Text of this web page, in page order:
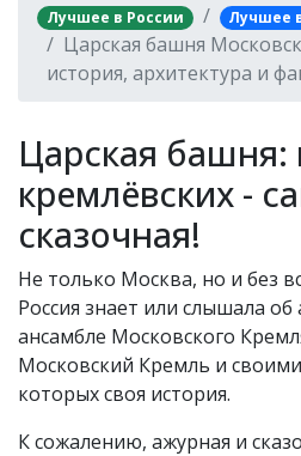
Лучшее в России Лучшее
Царская башня
история, архитектура и
Царская башня:
кремлёвских -
сказочная!
Не только Москва, но и без
Россия знает или слышала
ансамбле Московского
Московский Кремль и
которых своя история.
К сожалению, ажурная и